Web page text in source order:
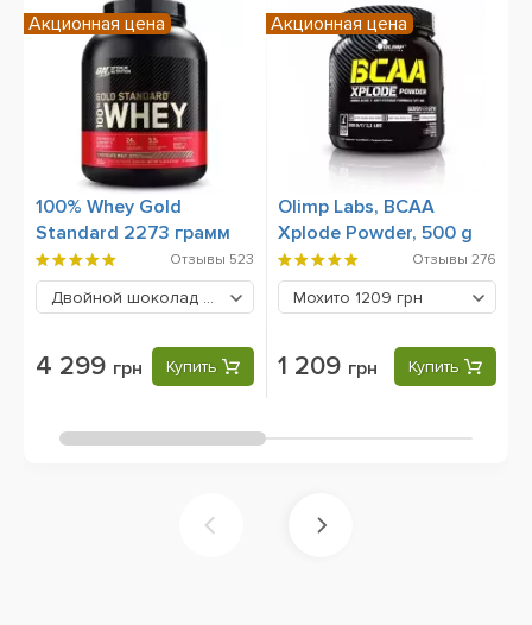
100% Whey Gold
Standard 2273 грамм
Отзывы 523
Двойной шоколад
4299 грн
4 299 грн Купить
Акционная цена
Olimp Labs, BCAA
Xplode Powder, 500 g
Отзывы 276
Мохито 1209 грн
1 209 грн Купить
Акционная цена